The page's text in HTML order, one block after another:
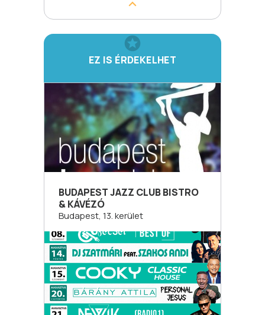
EZ IS ÉRDEKELHET
BUDAPEST JAZZ CLUB BISTRO
& KÁVÉZÓ
Budapest, 13. kerület